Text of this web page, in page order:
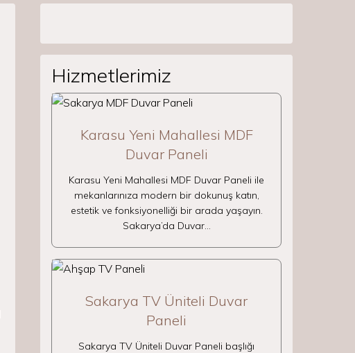
Hizmetlerimiz
Karasu Yeni Mahallesi MDF
Duvar Paneli
Karasu Yeni Mahallesi MDF Duvar Paneli ile
mekanlarınıza modern bir dokunuş katın,
estetik ve fonksiyonelliği bir arada yaşayın.
Sakarya’da Duvar…
Sakarya TV Üniteli Duvar
Paneli
Sakarya TV Üniteli Duvar Paneli başlığı